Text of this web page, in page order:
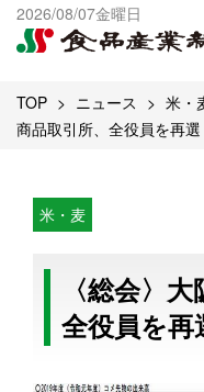
2026/08/07金曜日
出版物一覧へ
試読・購読申し込み
TOP ニュース 米・
商品取引所、全役員を再選
米・麦
〈総会〉
全役員を再